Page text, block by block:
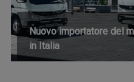
Nuovo importatore del
in Italia